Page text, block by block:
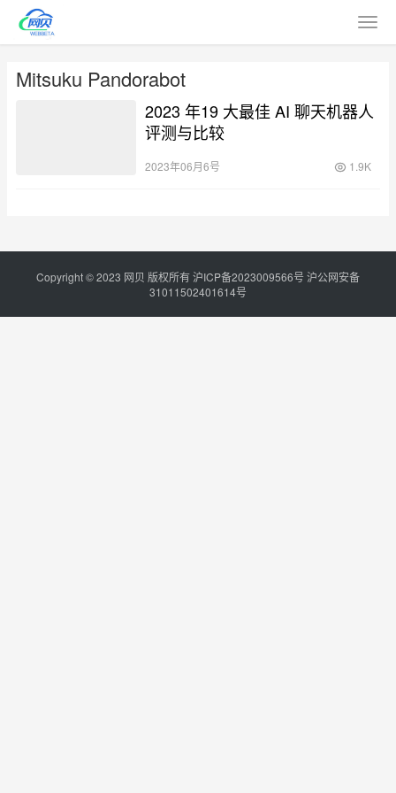
Mitsuku Pandorabot
2023 年19 大最佳 AI 聊天机器人
评测与比较
2023年06月6号 1.9K
Copyright © 2023 网贝 版权所有沪ICP备2023009566号 沪公网安备
31011502401614号